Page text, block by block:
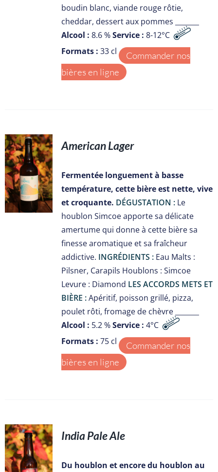
boudin blanc, viande rouge rôtie,
cheddar, dessert aux pommes _______
Alcool : 8.6 %Service : 8-12°C
Formats : 33 cl
Commander nos
bières en ligne
American Lager
Fermentée longuement à basse
température, cette bière est nette, vive
et croquante. DÉGUSTATION :Le
houblon Simcoe apporte sa délicate
amertume qui donne à cette bière sa
finesse aromatique et sa fraîcheur
addictive. INGRÉDIENTS :Eau Malts :
Pilsner, Carapils Houblons : Simcoe
Levure : Diamond LES ACCORDS METS ET
BIÈRE :Apéritif, poisson grillé, pizza,
poulet rôti, fromage de chèvre _______
Alcool : 5.2 %Service : 4°C
Formats : 75 cl
Commander nos
bières en ligne
India Pale Ale
Du houblon et encore du houblon au